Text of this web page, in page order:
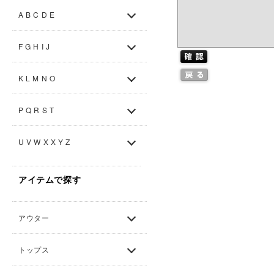
A B C D E
F G H I J
K L M N O
P Q R S T
U V W X X Y Z
アイテムで探す
アウター
トップス